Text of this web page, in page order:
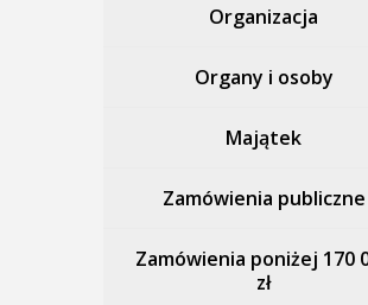
Organizacja
Organy i osoby
Majątek
Zamówienia publiczne
Zamówienia poniżej 170
zł